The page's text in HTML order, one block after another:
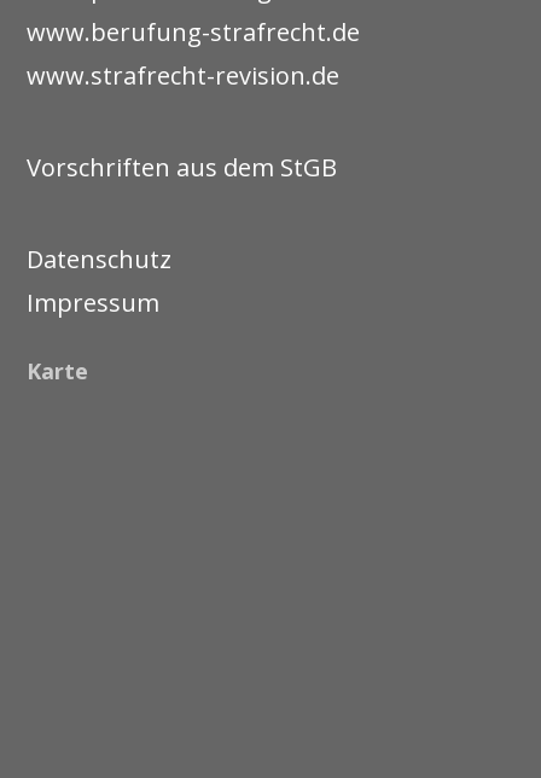
www.berufung-strafrecht.de
www.strafrecht-revision.de
Vorschriften aus dem StGB
Datenschutz
Impressum
Karte